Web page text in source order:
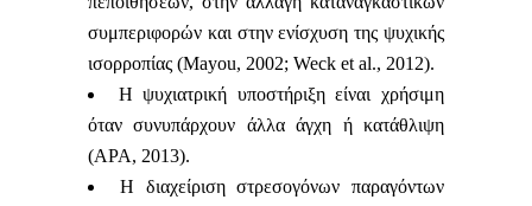
συμπεριφορών και στην ενίσχυση της ψυχικής
ισορροπίας (Mayou, 2002; Weck et al., 2012).
Η ψυχιατρική υποστήριξη είναι χρήσιμη
όταν συνυπάρχουν άλλα άγχη ή κατάθλιψη
(APA, 2013).
Η διαχείριση στρεσογόνων παραγόντων